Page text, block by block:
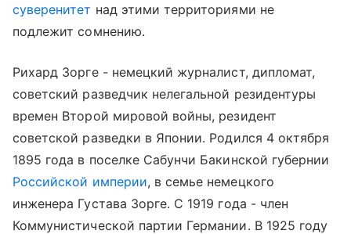
суверенитет над этими территориями не
подлежит сомнению.
Рихард Зорге - немецкий журналист, дипломат,
советский разведчик нелегальной резидентуры
времен Второй мировой войны, резидент
советской разведки в Японии. Родился 4 октября
1895 года в поселке Сабунчи Бакинской губернии
Российской империи, в семье немецкого
инженера Густава Зорге. С 1919 года - член
Коммунистической партии Германии. В 1925 году